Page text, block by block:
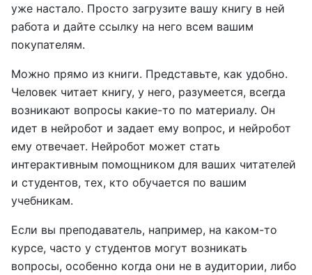
уже настало. Просто загрузите вашу книгу в ней
работа и дайте ссылку на него всем вашим
покупателям.
Можно прямо из книги. Представьте, как удобно.
Человек читает книгу, у него, разумеется, всегда
возникают вопросы какие-то по материалу. Он
идет в нейробот и задает ему вопрос, и нейробот
ему отвечает. Нейробот может стать
интерактивным помощником для ваших читателей
и студентов, тех, кто обучается по вашим
учебникам.
Если вы преподаватель, например, на каком-то
курсе, часто у студентов могут возникать
вопросы, особенно когда они не в аудитории, либо